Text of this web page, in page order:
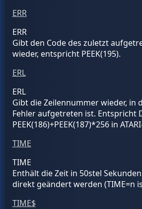
ERR
ERR
Gibt den Code des zuletzt
wieder, entspricht PEEK(195).
ERL
ERL
Gibt die Zeilennummer wieder, in
Fehler aufgetreten ist. Entspricht
PEEK(186)+PEEK(187)*256 in
TIME
TIME
Enthält die Zeit in 50stel
direkt geändert werden (TIME=n
TIME$